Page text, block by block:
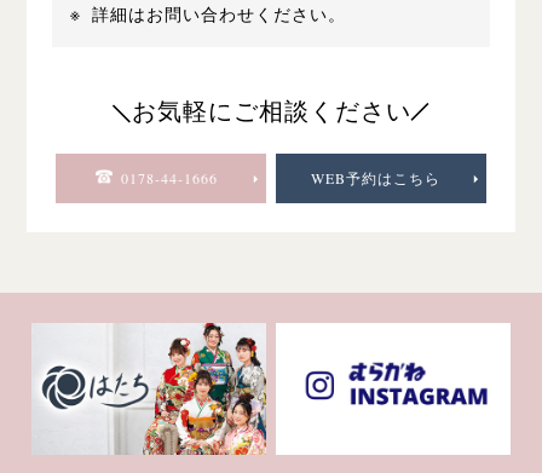
詳細はお問い合わせください。
お気軽にご相談ください
0178-44-1666 WEB予約はこちら